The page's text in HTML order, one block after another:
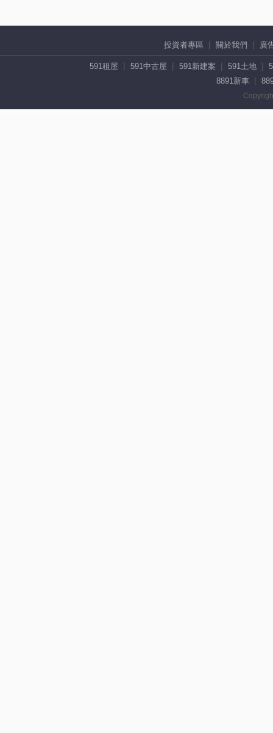
投資者專區 關於我們 廣
591租屋 591中古屋 591新建案 591土地
8891新車